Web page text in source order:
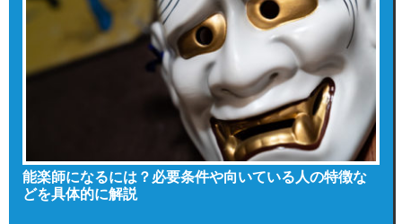
能楽師になるには？必要条件や向いている人の特徴な
どを具体的に解説